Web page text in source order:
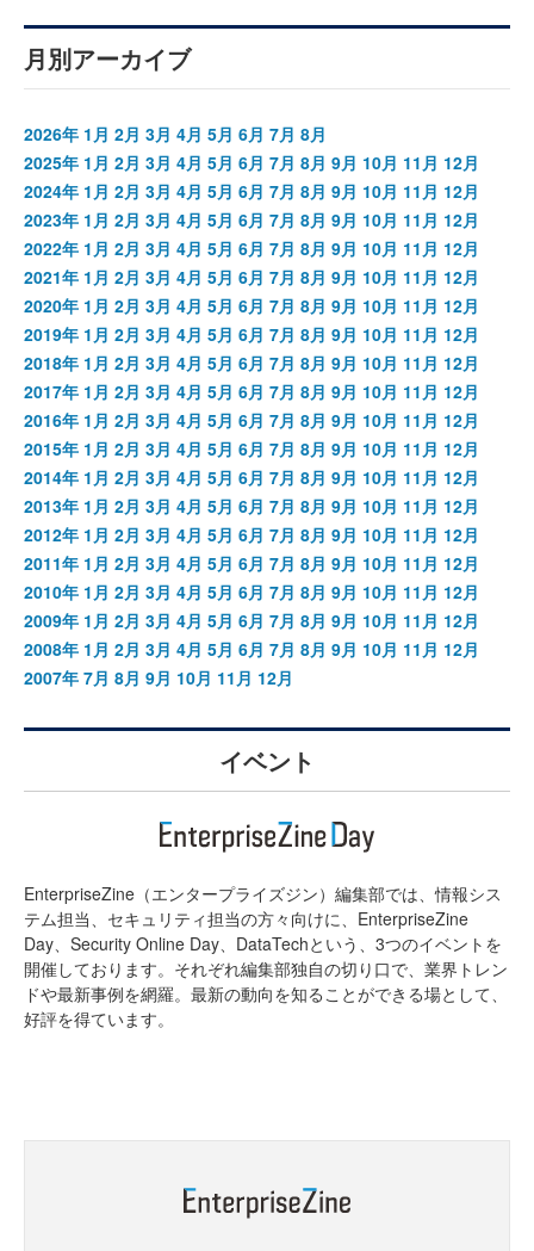
月別アーカイブ
2026年 1月 2月 3月 4月 5月 6月 7月 8月
2025年 1月 2月 3月 4月 5月 6月 7月 8月 9月 10月 11月 12月
2024年 1月 2月 3月 4月 5月 6月 7月 8月 9月 10月 11月 12月
2023年 1月 2月 3月 4月 5月 6月 7月 8月 9月 10月 11月 12月
2022年 1月 2月 3月 4月 5月 6月 7月 8月 9月 10月 11月 12月
2021年 1月 2月 3月 4月 5月 6月 7月 8月 9月 10月 11月 12月
2020年 1月 2月 3月 4月 5月 6月 7月 8月 9月 10月 11月 12月
2019年 1月 2月 3月 4月 5月 6月 7月 8月 9月 10月 11月 12月
2018年 1月 2月 3月 4月 5月 6月 7月 8月 9月 10月 11月 12月
2017年 1月 2月 3月 4月 5月 6月 7月 8月 9月 10月 11月 12月
2016年 1月 2月 3月 4月 5月 6月 7月 8月 9月 10月 11月 12月
2015年 1月 2月 3月 4月 5月 6月 7月 8月 9月 10月 11月 12月
2014年 1月 2月 3月 4月 5月 6月 7月 8月 9月 10月 11月 12月
2013年 1月 2月 3月 4月 5月 6月 7月 8月 9月 10月 11月 12月
2012年 1月 2月 3月 4月 5月 6月 7月 8月 9月 10月 11月 12月
2011年 1月 2月 3月 4月 5月 6月 7月 8月 9月 10月 11月 12月
2010年 1月 2月 3月 4月 5月 6月 7月 8月 9月 10月 11月 12月
2009年 1月 2月 3月 4月 5月 6月 7月 8月 9月 10月 11月 12月
2008年 1月 2月 3月 4月 5月 6月 7月 8月 9月 10月 11月 12月
2007年 7月 8月 9月 10月 11月 12月
イベント
EnterpriseZine（エンタープライズジン）編集部では、情報シス
テム担当、セキュリティ担当の方々向けに、EnterpriseZine
Day、Security Online Day、DataTechという、3つのイベントを
開催しております。それぞれ編集部独自の切り口で、業界トレン
ドや最新事例を網羅。最新の動向を知ることができる場として、
好評を得ています。